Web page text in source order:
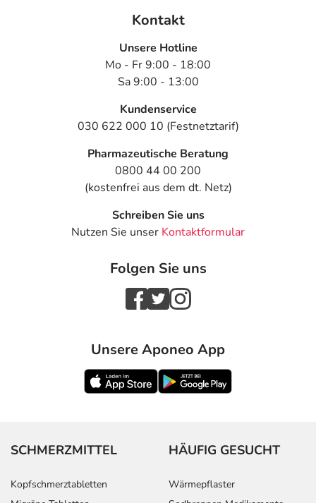
Kontakt
Unsere Hotline
Mo - Fr 9:00 - 18:00
Sa 9:00 - 13:00
Kundenservice
030 622 000 10 (Festnetztarif)
Pharmazeutische Beratung
0800 44 00 200
(kostenfrei aus dem dt. Netz)
Schreiben Sie uns
Nutzen Sie unser Kontaktformular
Folgen Sie uns
Unsere Aponeo App
SCHMERZMITTEL
Kopfschmerztabletten
HÄUFIG GESUCHT
Wärmepflaster